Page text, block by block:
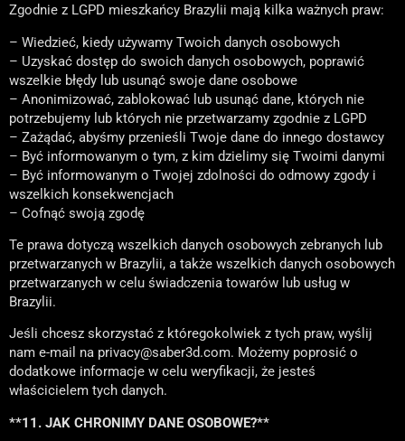
Zgodnie z LGPD mieszkańcy Brazylii mają kilka ważnych praw:
– Wiedzieć, kiedy używamy Twoich danych osobowych
– Uzyskać dostęp do swoich danych osobowych, poprawić
wszelkie błędy lub usunąć swoje dane osobowe
– Anonimizować, zablokować lub usunąć dane, których nie
potrzebujemy lub których nie przetwarzamy zgodnie z LGPD
– Zażądać, abyśmy przenieśli Twoje dane do innego dostawcy
– Być informowanym o tym, z kim dzielimy się Twoimi danymi
– Być informowanym o Twojej zdolności do odmowy zgody i
wszelkich konsekwencjach
– Cofnąć swoją zgodę
Te prawa dotyczą wszelkich danych osobowych zebranych lub
przetwarzanych w Brazylii, a także wszelkich danych osobowych
przetwarzanych w celu świadczenia towarów lub usług w
Brazylii.
Jeśli chcesz skorzystać z któregokolwiek z tych praw, wyślij
nam e-mail na privacy@saber3d.com. Możemy poprosić o
dodatkowe informacje w celu weryfikacji, że jesteś
właścicielem tych danych.
**11. JAK CHRONIMY DANE OSOBOWE?**